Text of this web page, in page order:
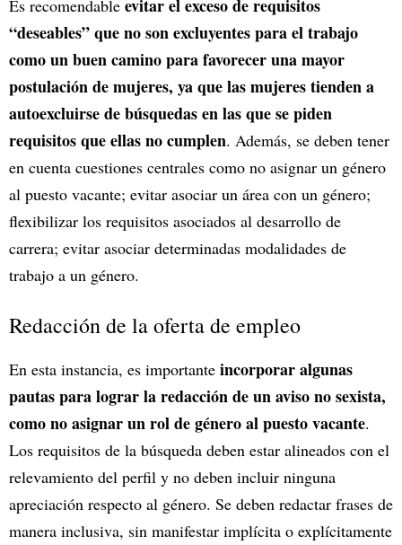
Es recomendable evitar el exceso de requisitos
“deseables” que no son excluyentes para el trabajo
como un buen camino para favorecer una mayor
postulación de mujeres, ya que las mujeres tienden a
autoexcluirse de búsquedas en las que se piden
requisitos que ellas no cumplen. Además, se deben tener
en cuenta cuestiones centrales como no asignar un género
al puesto vacante; evitar asociar un área con un género;
flexibilizar los requisitos asociados al desarrollo de
carrera; evitar asociar determinadas modalidades de
trabajo a un género.
Redacción de la oferta de empleo
En esta instancia, es importante incorporar algunas
pautas para lograr la redacción de un aviso no sexista,
como no asignar un rol de género al puesto vacante.
Los requisitos de la búsqueda deben estar alineados con el
relevamiento del perfil y no deben incluir ninguna
apreciación respecto al género. Se deben redactar frases de
manera inclusiva, sin manifestar implícita o explícitamente